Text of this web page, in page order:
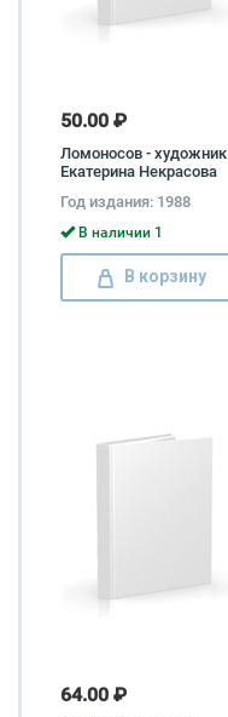
50.00 ₽
Ломоносов - художник
Екатерина Некрасова
Год издания: 1988
В наличии 1
В корзину
64.00 ₽